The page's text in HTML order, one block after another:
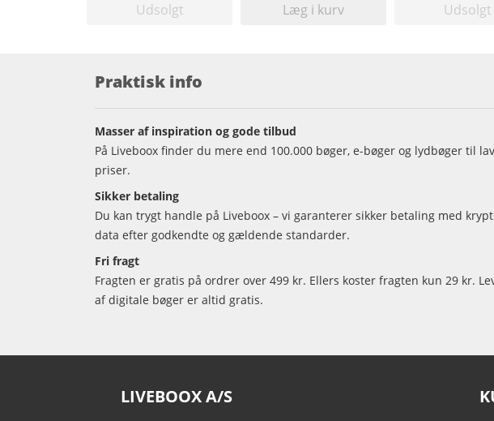
Udsolgt Læg i kurv Udsolgt
Praktisk info
Masser af inspiration og gode tilbud
På Liveboox finder du mere end 100.000 bøger, e-bøger og lydbøger til
priser.
Sikker betaling
Du kan trygt handle på Liveboox – vi garanterer sikker betaling med
data efter godkendte og gældende standarder.
Fri fragt
Fragten er gratis på ordrer over 499 kr. Ellers koster fragten kun 29 kr.
af digitale bøger er altid gratis.
LIVEBOOX A/S